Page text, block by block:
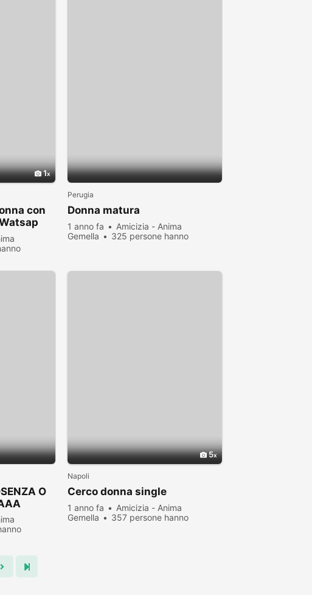
1
con
Perugia
Donna matura
1 anno fa
Amicizia - Anima
Gemella
325 persone hanno
O
5
Napoli
Cerco donna single
1 anno fa
Amicizia - Anima
Gemella
357 persone hanno